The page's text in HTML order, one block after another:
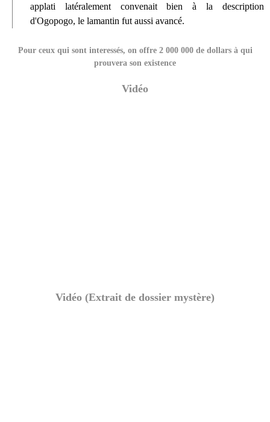
applati latéralement convenait bien à la description
d'Ogopogo, le lamantin fut aussi avancé.
Pour ceux qui sont interessés, on offre 2 000 000 de dollars à qui
prouvera son existence
Vidéo
Vidéo (Extrait de dossier mystère)